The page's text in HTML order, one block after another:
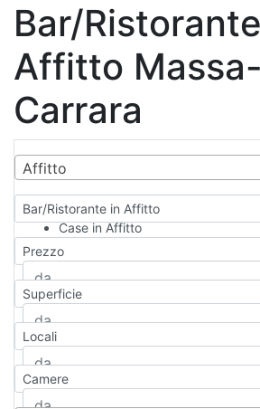
Bar/
Affitto Massa-
Carrara
Affitto
Bar/Ristorante in Affitto
Case in Affitto
Qualsiasi
Appartamento
Casa indipendente
Casa Semi-indipendente
Attico/Mansarda
Rustico/Casale
Prezzo
Superficie
Locali
Camere